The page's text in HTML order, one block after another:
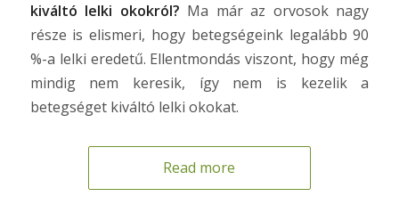
kiváltó lelki okokról? Ma már az orvosok nagy
része is elismeri, hogy betegségeink legalább 90
%-a lelki eredetű. Ellentmondás viszont, hogy még
mindig nem keresik, így nem is kezelik a
betegséget kiváltó lelki okokat.
Read more